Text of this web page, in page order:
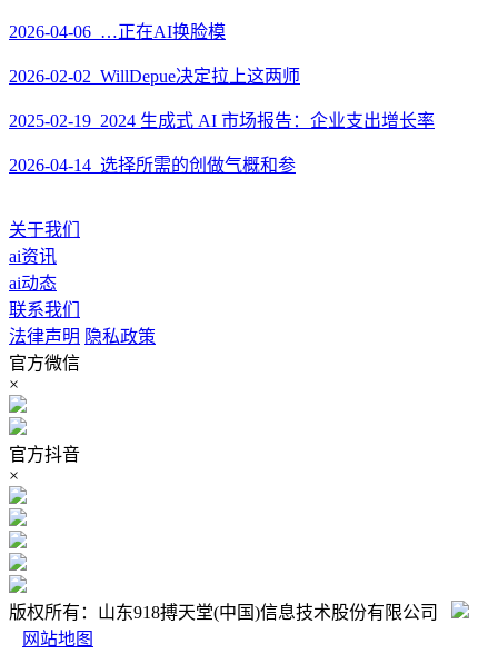
2026-04-06 …正在AI换脸模
2026-02-02 WillDepue决定拉上这两师
2025-02-19 2024 生成式 AI 市场报告：企业支出增长率
2026-04-14 选择所需的创做气概和参
关于我们
ai资讯
ai动态
联系我们
法律声明 隐私政策
官方微信
×
官方抖音
×
版权所有：山东918搏天堂(中国)信息技术股份有限公司
网站地图